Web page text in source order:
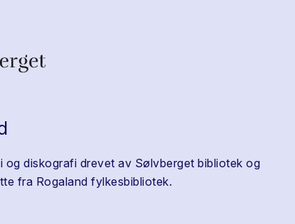
og diskografi drevet av Sølvberget bibliotek og
fra Rogaland fylkesbibliotek.